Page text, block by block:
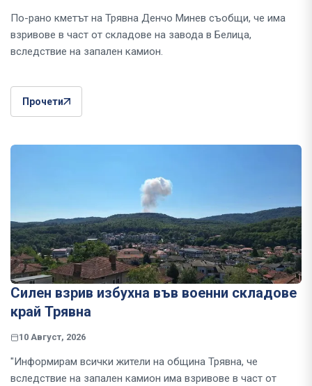
По-рано кметът на Трявна Денчо Минев съобщи, че има
взривове в част от складове на завода в Белица,
вследствие на запален камион.
Прочети
Силен взрив избухна във военни складове
край Трявна
10 Август, 2026
"Информирам всички жители на община Трявна, че
вследствие на запален камион има взривове в част от